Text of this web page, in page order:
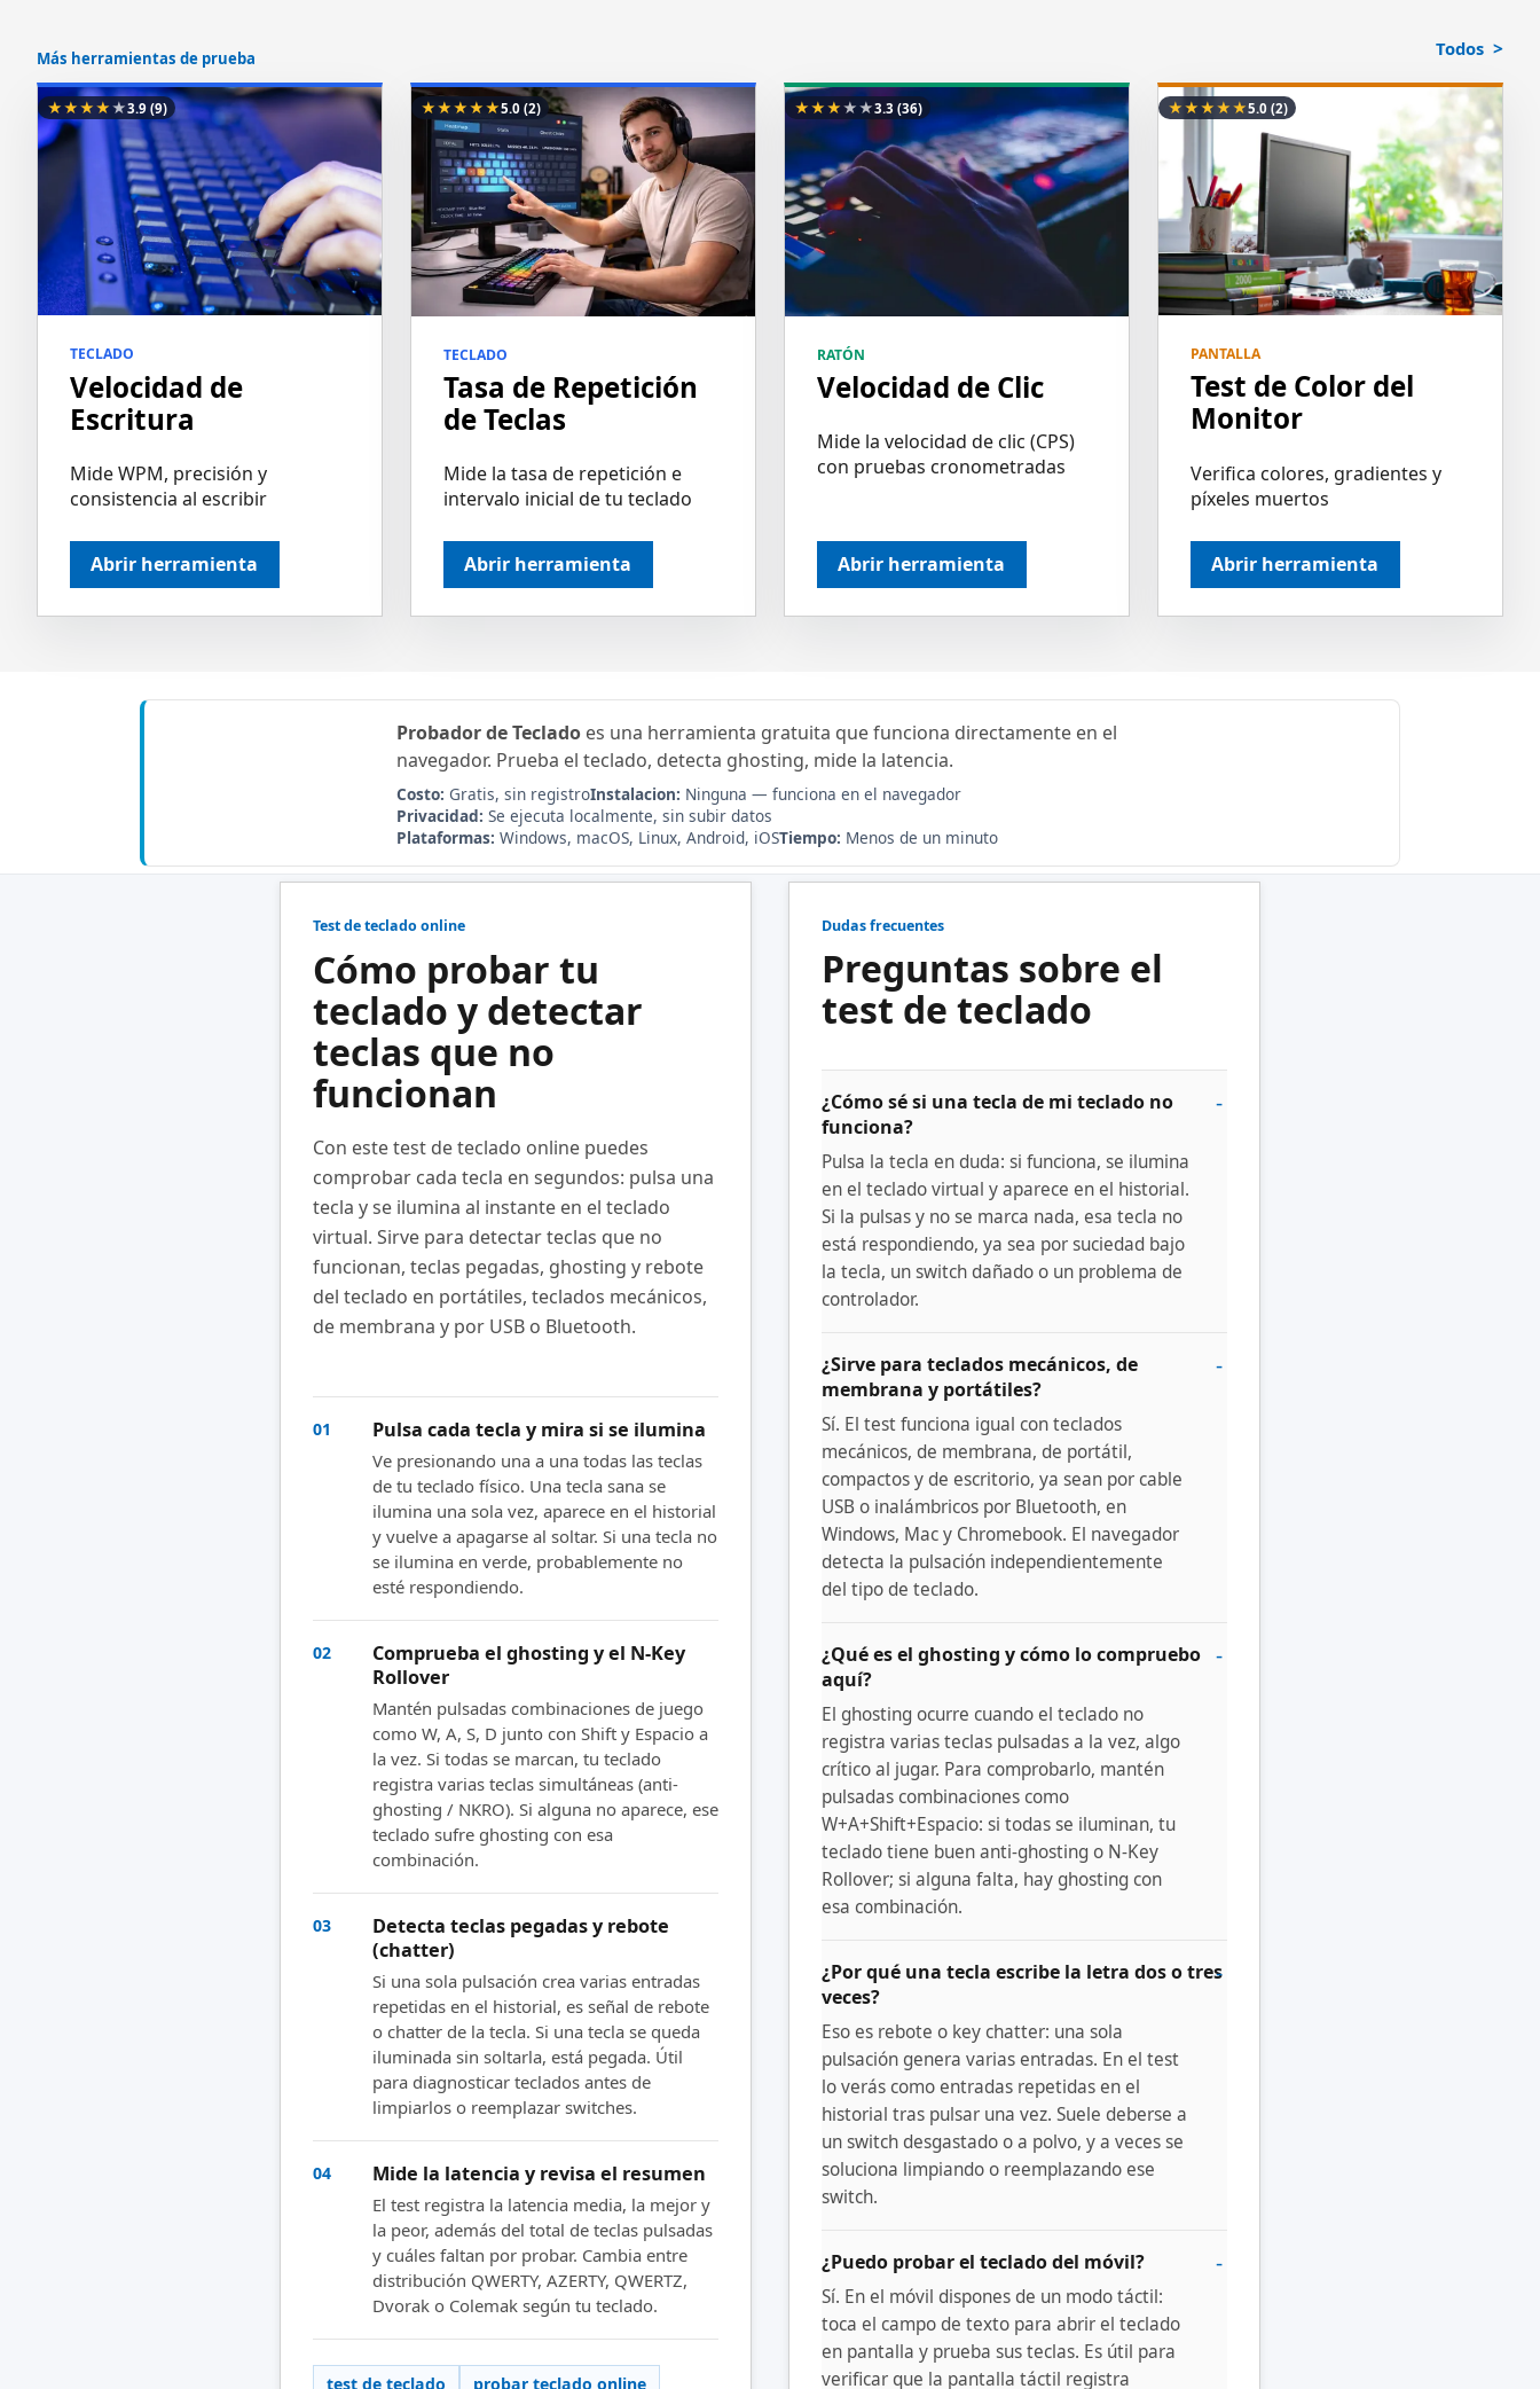
Más herramientas de prueba Todos
★★★★★3.9(9)
TECLADO
Velocidad de
Escritura
Mide WPM, precisión y
consistencia al escribir
Abrir herramienta
★★★★★5.0(2)
TECLADO
Tasa de Repetición
de Teclas
Mide la tasa de repetición e
intervalo inicial de tu teclado
Abrir herramienta
★★★★★3.3 (36)
RATÓN
Velocidad de Clic
Mide la velocidad de clic (CPS)
con pruebas cronometradas
Abrir herramienta
★★★★★5.0(2)
PANTALLA
Test de Color del
Monitor
Verifica colores, gradientes y
píxeles muertos
Abrir herramienta
Probador de Teclado es una herramienta gratuita que funciona directamente en el
navegador. Prueba el teclado, detecta ghosting, mide la latencia.
Costo: Gratis, sin registroInstalacion: Ninguna — funciona en el navegador
Privacidad: Se ejecuta localmente, sin subir datos
Plataformas: Windows, macOS, Linux, Android, iOSTiempo: Menos de un minuto
Test de teclado online
Cómo probar tu
teclado y detectar
teclas que no
funcionan
Con este test de teclado online puedes
comprobar cada tecla en segundos: pulsa una
tecla y se ilumina al instante en el teclado
virtual. Sirve para detectar teclas que no
funcionan, teclas pegadas, ghosting y rebote
del teclado en portátiles, teclados mecánicos,
de membrana y por USB o Bluetooth.
01 Pulsa cada tecla y mira si se ilumina
Ve presionando una a una todas las teclas
de tu teclado físico. Una tecla sana se
ilumina una sola vez, aparece en el historial
y vuelve a apagarse al soltar. Si una tecla no
se ilumina en verde, probablemente no
esté respondiendo.
02
Comprueba el ghosting y el N-Key
Rollover
Mantén pulsadas combinaciones de juego
como W, A, S, D junto con Shift y Espacio a
la vez. Si todas se marcan, tu teclado
registra varias teclas simultáneas (anti-
ghosting / NKRO). Si alguna no aparece, ese
teclado sufre ghosting con esa
combinación.
03
Detecta teclas pegadas y rebote
(chatter)
Si una sola pulsación crea varias entradas
repetidas en el historial, es señal de rebote
o chatter de la tecla. Si una tecla se queda
iluminada sin soltarla, está pegada. Útil
para diagnosticar teclados antes de
limpiarlos o reemplazar switches.
04 Mide la latencia y revisa el resumen
El test registra la latencia media, la mejor y
la peor, además del total de teclas pulsadas
y cuáles faltan por probar. Cambia entre
distribución QWERTY, AZERTY, QWERTZ,
Dvorak o Colemak según tu teclado.
test de teclado probar teclado online
Dudas frecuentes
Preguntas sobre el
test de teclado
¿Cómo sé si una tecla de mi teclado no
funciona?
Pulsa la tecla en duda: si funciona, se ilumina
en el teclado virtual y aparece en el historial.
Si la pulsas y no se marca nada, esa tecla no
está respondiendo, ya sea por suciedad bajo
la tecla, un switch dañado o un problema de
controlador.
¿Sirve para teclados mecánicos, de
membrana y portátiles?
Sí. El test funciona igual con teclados
mecánicos, de membrana, de portátil,
compactos y de escritorio, ya sean por cable
USB o inalámbricos por Bluetooth, en
Windows, Mac y Chromebook. El navegador
detecta la pulsación independientemente
del tipo de teclado.
¿Qué es el ghosting y cómo lo compruebo
aquí?
El ghosting ocurre cuando el teclado no
registra varias teclas pulsadas a la vez, algo
crítico al jugar. Para comprobarlo, mantén
pulsadas combinaciones como
W+A+Shift+Espacio: si todas se iluminan, tu
teclado tiene buen anti-ghosting o N-Key
Rollover; si alguna falta, hay ghosting con
esa combinación.
¿Por qué una tecla escribe la letra dos o tres
veces?
Eso es rebote o key chatter: una sola
pulsación genera varias entradas. En el test
lo verás como entradas repetidas en el
historial tras pulsar una vez. Suele deberse a
un switch desgastado o a polvo, y a veces se
soluciona limpiando o reemplazando ese
switch.
¿Puedo probar el teclado del móvil?
Sí. En el móvil dispones de un modo táctil:
toca el campo de texto para abrir el teclado
en pantalla y prueba sus teclas. Es útil para
verificar que la pantalla táctil registra